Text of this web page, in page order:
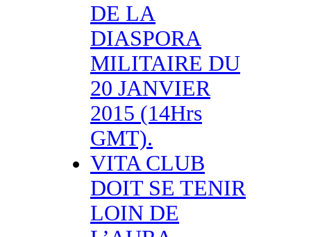
DE LA
DIASPORA
MILITAIRE DU
20 JANVIER
2015 (14Hrs
GMT).
VITA CLUB
DOIT SE TENIR
LOIN DE